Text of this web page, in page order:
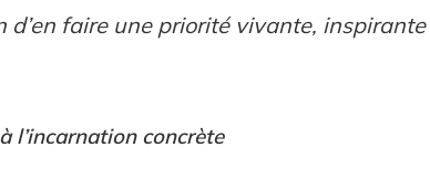
d’en faire une priorité vivante, inspirante
l’incarnation concrète